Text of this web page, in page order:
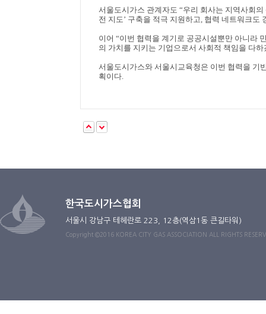
서울도시가스 관계자도 “우리 회사는 지역사회
전 지도’ 구축을 적극 지원하고, 협력 네트워크도
이어 “이번 협력을 계기로 공공시설뿐만 아니라
의 가치를 지키는 기업으로서 사회적 책임을 다하
서울도시가스와 서울시교육청은 이번 협력을 기
획이다.
한국도시가스협회
서울시 강남구 테헤란로 223, 12층(역삼1동 큰길타워)
Copyright ©2016 KOREA CITY GAS ASSOCIATION ALL RIGHTS